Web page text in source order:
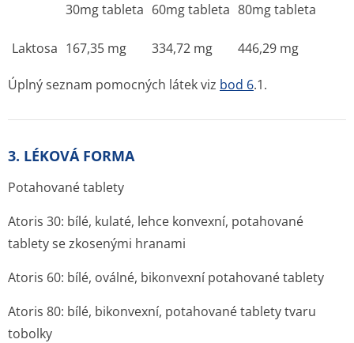
30mg tableta 60mg tableta 80mg tableta
Laktosa 167,35 mg 334,72 mg 446,29 mg
Úplný seznam pomocných látek viz bod 6.1.
3. LÉKOVÁ FORMA
Potahované tablety
Atoris 30: bílé, kulaté, lehce konvexní, potahované
tablety se zkosenými hranami
Atoris 60: bílé, oválné, bikonvexní potahované tablety
Atoris 80: bílé, bikonvexní, potahované tablety tvaru
tobolky